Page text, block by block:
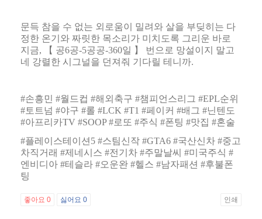
문득 참을 수 없는 외로움이 밀려와 살을 부딪히는 다
정한 온기와 짜릿한 목소리가 미치도록 그리운 바로
지금, 【 공6공-5공공-360일 】
번으로 망설이지 말고
네 강렬한 시그널을 던져줘 기다릴 테니까.
#손흥민 #월드컵 #해외축구 #챔피언스리그 #EPL순위
#토트넘 #야구 #롤 #LCK #T1 #페이커 #배그 #닌텐도
#아프리카TV #SOOP #로또 #주식 #폰팅 #맛집 #혼술
#플레이스테이션 5 #스팀신작 #GTA6 #국산신차 #중고
차직거래 #제네시스 #전기차 #주말날씨 #미국주식 #
엔비디아 #테슬라 #오운완 #헬스 #남자패션 #후불폰
팅
좋아요 0 싫어요 0 인쇄